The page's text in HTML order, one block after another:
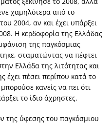
χαμηλότερα από το
2004, αν και έχει υπάρξει
Η κερδοφορία της Ελλάδας
της παγκόσμιας
σταματώντας να πέφτει
Ελλάδα της λιτότητας και
έχει πέσει περίπου κατά το
κανείς να πει ότι
το ίδιο άχρηστες.
της ύφεσης του παγκόσμιου